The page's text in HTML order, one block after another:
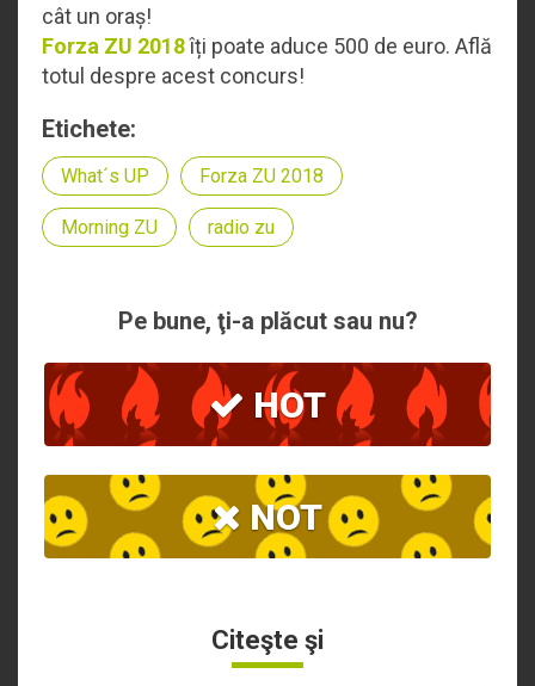
cât un oraș!
Forza ZU 2018îți poate aduce 500 de euro. Află
totul despre acest concurs!
Etichete:
What´s UP Forza ZU 2018
Morning ZU radio zu
Pe bune, ţi-a plăcut sau nu?
HOT
NOT
Citeşte şi